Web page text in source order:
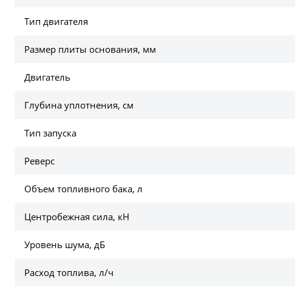
Тип двигателя
Размер плиты основания, мм
Двигатель
Глубина уплотнения, см
Тип запуска
Реверс
Объем топливного бака, л
Центробежная сила, кН
Уровень шума, дБ
Расход топлива, л/ч